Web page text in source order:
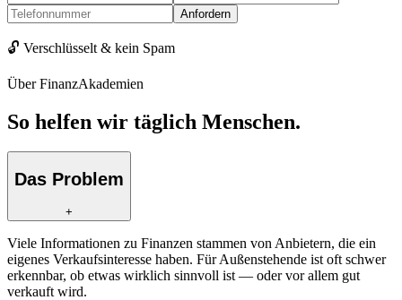
Anfordern
🔓 Verschlüsselt & kein Spam
Über FinanzAkademien
So helfen wir täglich Menschen.
Das Problem
+
Viele Informationen zu Finanzen stammen von Anbietern, die ein
eigenes Verkaufsinteresse haben. Für Außenstehende ist oft schwer
erkennbar, ob etwas wirklich sinnvoll ist — oder vor allem gut
verkauft wird.